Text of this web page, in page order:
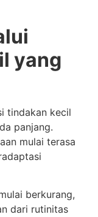
yang
tindakan kecil
panjang.
mulai terasa
berkurang,
dari rutinitas